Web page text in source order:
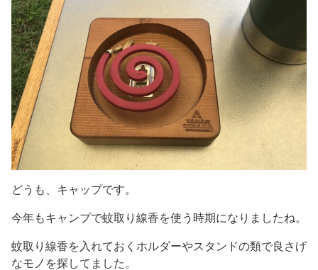
どうも、キャップです。
今年もキャンプで蚊取り線香を使う時期になりましたね。
蚊取り線香を入れておくホルダーやスタンドの類で良さげ
なモノを探してました。